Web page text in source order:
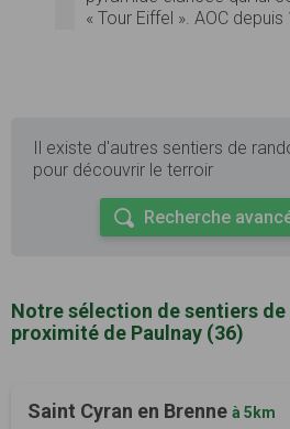
« Tour Eiffel ». AOC
Il existe d'autres sentiers de
pour découvrir le terroir
Recherche
Notre sélection de sentiers de
proximité de Paulnay (36)
Saint Cyran en Brenne à 5km